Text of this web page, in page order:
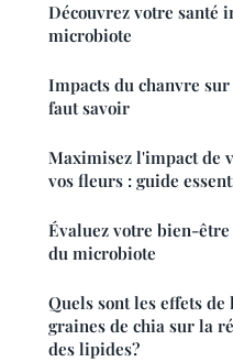
Découvrez votre santé
microbiote
Impacts du chanvre
faut savoir
Maximisez l'impact de
vos fleurs : guide
Évaluez votre bien-
du microbiote
Quels sont les effets
graines de chia sur la
des lipides?